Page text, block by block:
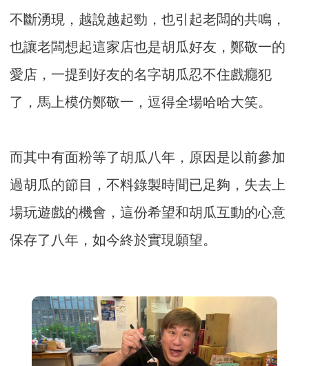
不斷湧現，越說越起勁，也引起老闆的共鳴，
也讓老闆想起這家店也是胡瓜好友，鄭敬一的
愛店，一提到好友的名字胡瓜忍不住戲癮犯
了，馬上模仿鄭敬一，逗得全場哈哈大笑。
而其中有面粉等了胡瓜八年，原因是以前參加
過胡瓜的節目，不料錄製時間已足夠，失去上
場玩遊戲的機會，這份希望和胡瓜互動的心意
保存了八年，如今終於實現願望。